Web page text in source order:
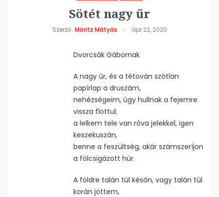
Sötét nagy űr
Szerző: Móritz Mátyás ápr 22, 2020
Dvorcsák Gábornak
A nagy űr, és a tétován szótlan
papírlap a druszám,
nehézségeim, úgy hullnak a fejemre
vissza flottul;
a lelkem tele van róva jelekkel, igen
keszekuszán,
benne a feszültség, akár számszeríjon
a fölcsigázott húr.
A földre talán túl későn, vagy talán túl
korán jöttem,